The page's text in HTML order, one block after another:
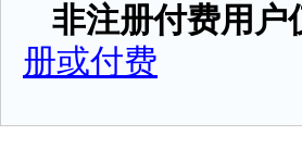
非注册付费用户
册或付费